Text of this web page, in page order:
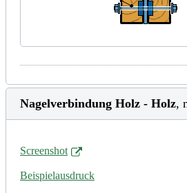
Nagelverbindung Holz - Holz,
Screenshot
Beispielausdruck